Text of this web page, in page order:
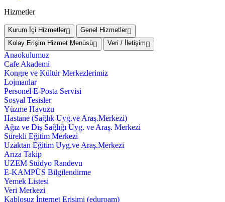
Hizmetler
Kurum İçi Hizmetler
Genel Hizmetler
Kolay Erişim Hizmet Menüsü
Veri / İletişim
Anaokulumuz
Cafe Akademi
Kongre ve Kültür Merkezlerimiz
Lojmanlar
Personel E-Posta Servisi
Sosyal Tesisler
Yüzme Havuzu
Hastane (Sağlık Uyg.ve Araş.Merkezi)
Ağız ve Diş Sağlığı Uyg. ve Araş. Merkezi
Sürekli Eğitim Merkezi
Uzaktan Eğitim Uyg.ve Araş.Merkezi
Arıza Takip
UZEM Stüdyo Randevu
E-KAMPÜS Bilgilendirme
Yemek Listesi
Veri Merkezi
Kablosuz İnternet Erişimi (eduroam)